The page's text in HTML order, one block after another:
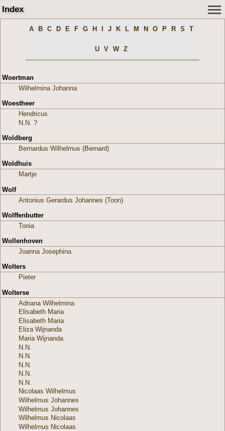
Index
A B C D E F G H J K L M N O P R S T
U V W Z
Woertman
Wilhelmina Johanna
Woestheer
Hendricus
N.N. ?
Woldberg
Bernardus Wilhelmus (Bernard)
Woldhuis
Martje
Wolf
Antonius Gerardus Johannes (Toon)
Wolffenbutter
Tonia
Wollenhoven
Joanna Josephina
Wolters
Pieter
Wolterse
Adriana Wilhelmina
Elisabeth Maria
Elisabeth Maria
Eliza Wijnanda
Maria Wijnanda
N.N.
N.N.
N.N.
N.N.
N.N.
Nicolaas Wilhelmus
Wilhelmus Johannes
Wilhelmus Johannes
Wilhelmus Nicolaas
Wilhelmus Nicolaas